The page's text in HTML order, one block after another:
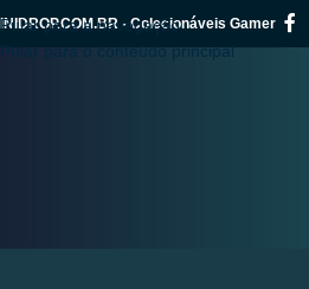
Pular para a navegação
Pular para o conteúdo principal
- Colecionáveis Gamer